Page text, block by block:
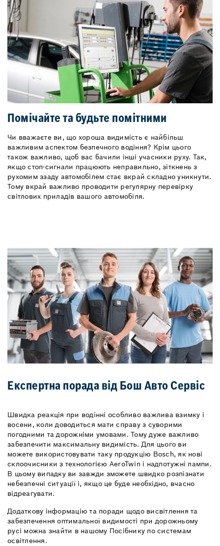
Помічайте та будьте помітними
Чи вважаєте ви, що хороша видимість є найбільш
важливим аспектом безпечного водіння? Крім цього
також важливо, щоб вас бачили інші учасники руху. Так,
якщо стоп-сигнали працюють неправильно, зіткнень з
рухомим ззаду автомобілем стає вкрай складно уникнути.
Тому вкрай важливо проводити регулярну перевірку
світлових приладів вашого автомобіля.
Експертна порада від Бош Авто Сервіс
Швидка реакція при водінні особливо важлива взимку і
восени, коли доводиться мати справу з суворими
погодними та дорожніми умовами. Тому дуже важливо
забезпечити максимальну видимість. Для цього ви
можете використовувати таку продукцію Bosch, як нові
склоочисники з технологією AeroTwin і надпотужні лампи.
В цьому випадку ви завжди зможете швидко розпізнати
небезпечні ситуації і, якщо це буде необхідно, вчасно
відреагувати.
Додаткову інформацію та поради щодо висвітлення та
забезпечення оптимальної видимості при дорожньому
русі можна знайти в нашому Посібнику по системам
освітлення.